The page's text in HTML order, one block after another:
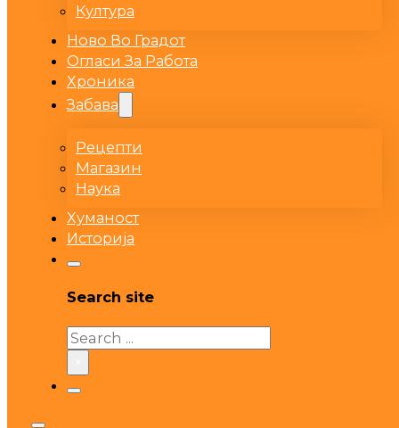
Култура
Ново Во Градот
Огласи За Работа
Хроника
Забава
Рецепти
Магазин
Наука
Хуманост
Историја
Search site
Search